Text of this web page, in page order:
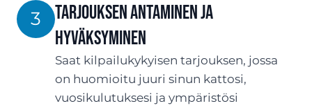
3
Tarjouksen antaminen ja
hyväksyminen
Saat kilpailukykyisen tarjouksen, jossa
on huomioitu juuri sinun kattosi,
vuosikulutuksesi ja ympäristösi